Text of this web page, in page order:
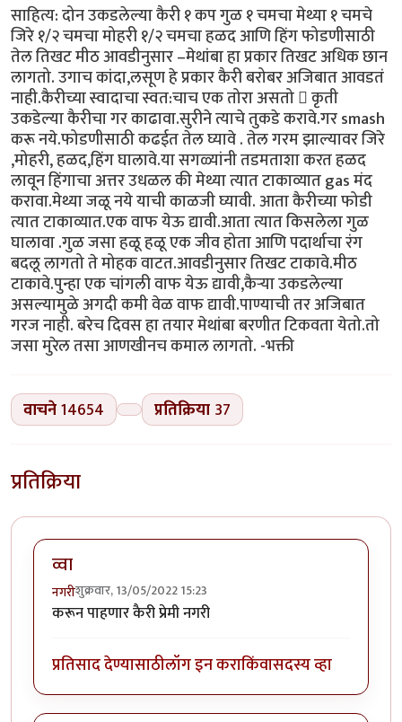
साहित्य: दोन उकडलेल्या कैरी १ कप गुळ १ चमचा मेथ्या १ चमचे
जिरे १/२ चमचा मोहरी १/२ चमचा हळद आणि हिंग फोडणीसाठी
तेल तिखट मीठ आवडीनुसार –मेथांबा हा प्रकार तिखट अधिक छान
लागतो. उगाच कांदा,लसूण हे प्रकार कैरी बरोबर अजिबात आवडतं
नाही.कैरीच्या स्वादाचा स्वत:चाच एक तोरा असतो  कृती
उकडेल्या कैरीचा गर काढावा.सुरीने त्याचे तुकडे करावे.गर smash
करू नये.फोडणीसाठी कढईत तेल घ्यावे . तेल गरम झाल्यावर जिरे
,मोहरी, हळद,हिंग घालावे.या सगळ्यांनी तडमताशा करत हळद
लावून हिंगाचा अत्तर उधळल की मेथ्या त्यात टाकाव्यात gas मंद
करावा.मेथ्या जळू नये याची काळजी घ्यावी. आता कैरीच्या फोडी
त्यात टाकाव्यात.एक वाफ येऊ द्यावी.आता त्यात किसलेला गुळ
घालावा .गुळ जसा हळू हळू एक जीव होता आणि पदार्थाचा रंग
बदलू लागतो ते मोहक वाटत.आवडीनुसार तिखट टाकावे.मीठ
टाकावे.पुन्हा एक चांगली वाफ येऊ द्यावी,कैऱ्या उकडलेल्या
असल्यामुळे अगदी कमी वेळ वाफ द्यावी.पाण्याची तर अजिबात
गरज नाही. बरेच दिवस हा तयार मेथांबा बरणीत टिकवता येतो.तो
जसा मुरेल तसा आणखीनच कमाल लागतो. -भक्ती
वाचने14654 प्रतिक्रिया 37
प्रतिक्रिया
व्वा
नगरीशुक्रवार, 13/05/2022 15:23
करून पाहणार कैरी प्रेमी नगरी
प्रतिसाद देण्यासाठीलॉग इन कराकिंवासदस्य व्हा